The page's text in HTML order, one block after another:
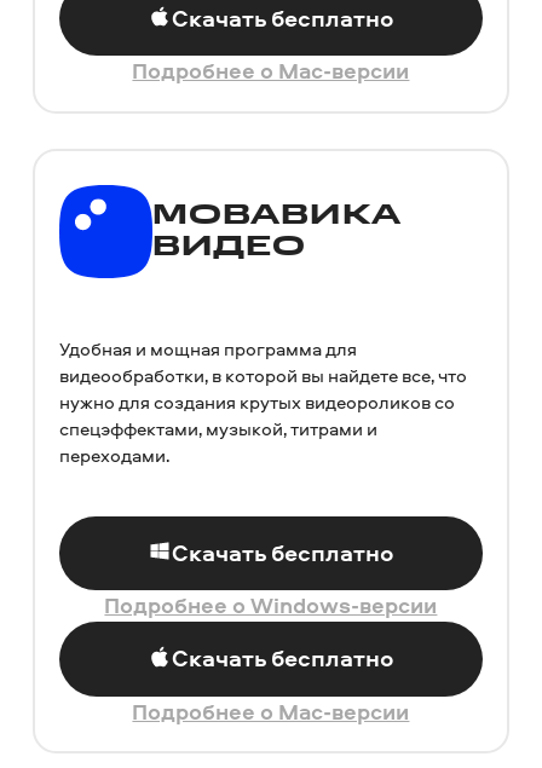
Скачать бесплатно
Подробнее о Mac-версии
МОВАВИКА
ВИДЕО
Удобная и мощная программа для
видеообработки, в которой вы найдете все, что
нужно для создания крутых видеороликов со
спецэффектами, музыкой, титрами и
переходами.
Скачать бесплатно
Подробнее о Windows-версии
Скачать бесплатно
Подробнее о Mac-версии